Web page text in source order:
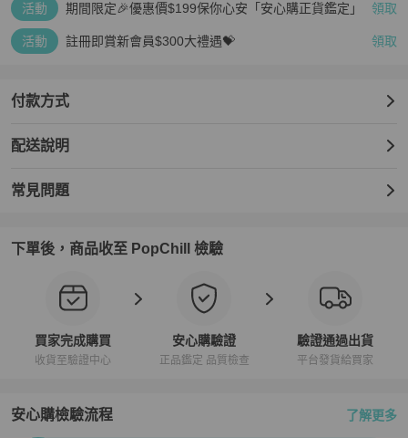
活動 期間限定🎉優惠價$199保你心安「安心購正貨鑑定」 領取
活動 註冊即賞新會員$300大禮遇💝 領取
付款方式
配送說明
常見問題
下單後，商品收至 PopChill 檢驗
買家完成購買
收貨至驗證中心
安心購驗證
正品鑑定 品質檢查
驗證通過出貨
平台發貨給買家
安心購檢驗流程 了解更多